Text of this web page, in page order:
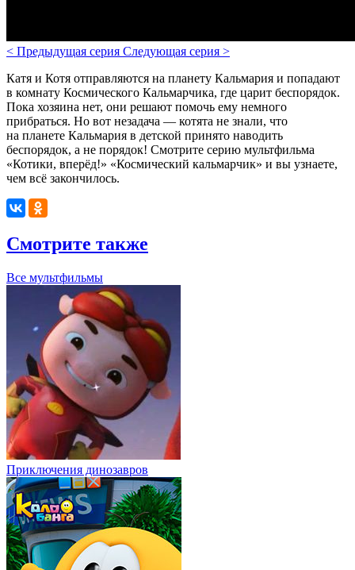
< Предыдущая серия Следующая серия >
Катя и Котя отправляются на планету Кальмария и попадают
в комнату Космического Кальмарчика, где царит беспорядок.
Пока хозяина нет, они решают помочь ему немного
прибраться. Но вот незадача — котята не знали, что
на планете Кальмария в детской принято наводить
беспорядок, а не порядок! Смотрите серию мультфильма
«Котики, вперёд!» «Космический кальмарчик» и вы узнаете,
чем всё закончилось.
Смотрите также
Все мультфильмы
Приключения динозавров